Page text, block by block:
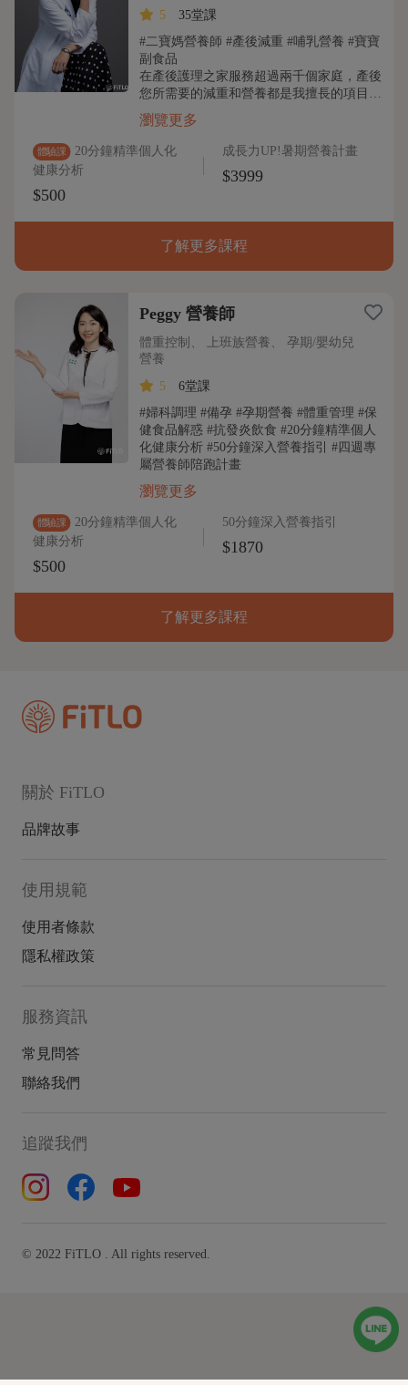
5
35堂課
#二寶媽營養師 #產後減重 #哺乳營養 #寶寶
副食品
在產後護理之家服務超過兩千個家庭，產後
您所需要的減重和營養都是我擅長的項目…
瀏覽更多
體驗課
20分鐘精準個人化
健康分析
$500
成長力UP!暑期營養計畫
$3999
了解更多課程
Peggy 營養師
體重控制、 上班族營養、 孕期/嬰幼兒
營養
5
6堂課
#婦科調理 #備孕 #孕期營養 #體重管理 #保
健食品解惑 #抗發炎飲食 #20分鐘精準個人
化健康分析 #50分鐘深入營養指引 #四週專
屬營養師陪跑計畫
瀏覽更多
體驗課
20分鐘精準個人化
健康分析
$500
50分鐘深入營養指引
$1870
了解更多課程
關於 FiTLO
品牌故事
使用規範
使用者條款
隱私權政策
服務資訊
常見問答
聯絡我們
追蹤我們
© 2022 FiTLO . All rights reserved.